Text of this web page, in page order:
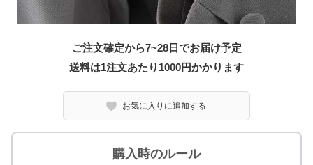
ご注文確定から7~28日でお届け予定
送料は1注文あたり 1000円かかります
お気に入りに追加する
購入時のルール